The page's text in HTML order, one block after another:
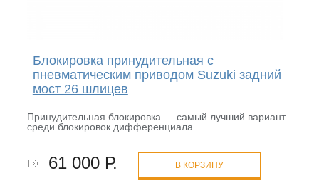
Блокировка принудительная с
пневматическим приводом Suzuki задний
мост 26 шлицев
Принудительная блокировка — самый лучший вариант
среди блокировок дифференциала.
61 000 Р. В КОРЗИНУ